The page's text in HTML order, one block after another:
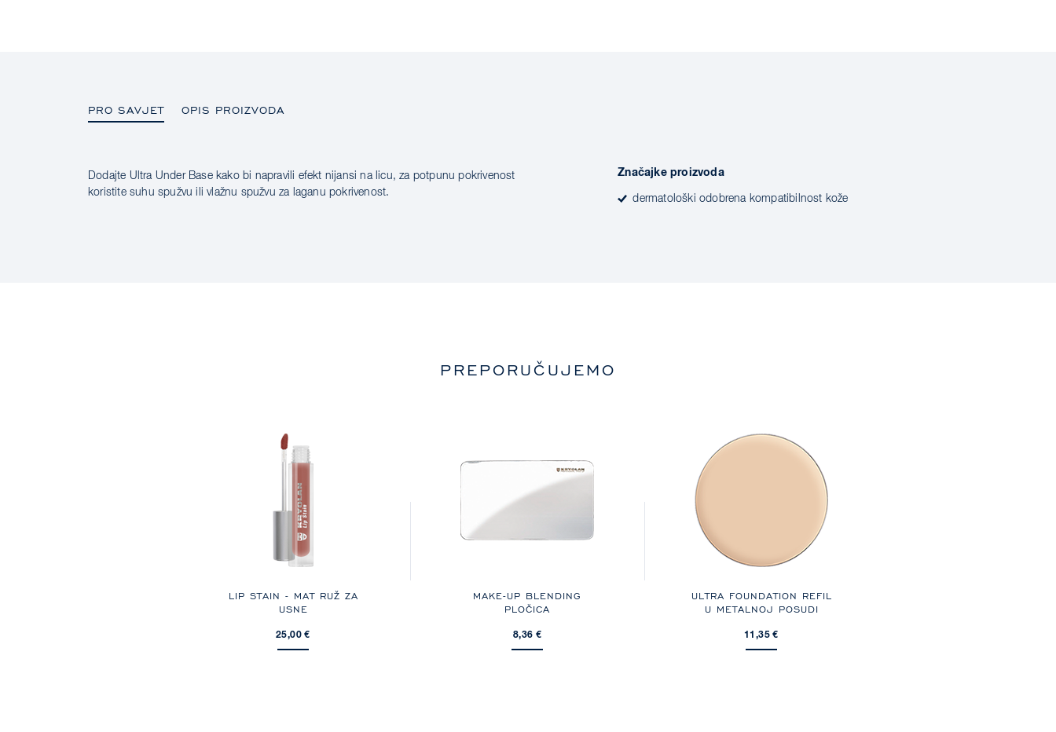
PRO SAVJET OPIS PROIZVODA
PRO SAVJET
Dodajte Ultra Under Base kako bi napravili efekt nijansi na licu, za potpunu pokrivenost
koristite suhu spužvu ili vlažnu spužvu za laganu pokrivenost.
Značajke proizvoda
dermatološki odobrena kompatibilnost kože
PREPORUČUJEMO
LIP STAIN - MAT RUŽ ZA
USNE
25,00 €
MAKE-UP BLENDING
PLOČICA
8,36 €
ULTRA FOUNDATION REFIL
U METALNOJ POSUDI
11,35 €